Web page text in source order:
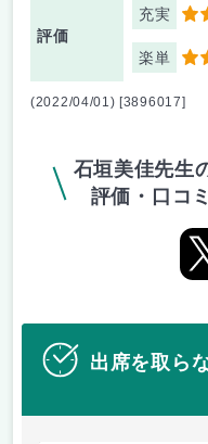
評価
充実 5
楽単 5
(2022/04/01) [3896017]
石垣美佳先生
評価・口コ
出席を取ら